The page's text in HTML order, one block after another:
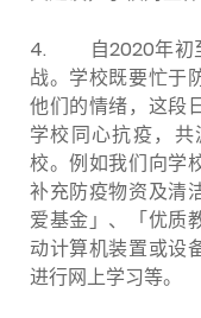
4.
自2020年初
战。学校既要忙于
他们的情绪，这段
学校同心抗疫，
校。例如我们向学
补充防疫物资及清
爱基金」、「优质
动计算机装置或设
进行网上学习等。